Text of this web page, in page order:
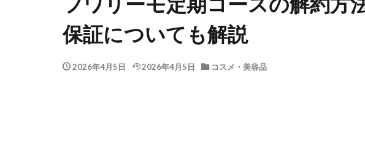
保証についても解説
2026年4月5日 2026年4月5日 コスメ・美容品